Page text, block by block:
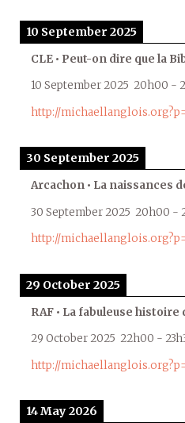
10 September 2025
CLE • Peut-on dire que la
10 September 2025 20h00 -
http://
30 September 2025
Arcachon • La naissances
30 September 2025 20h00 -
http://
29 October 2025
RAF • La fabuleuse histoire
29 October 2025 22h00 -
http://
14 May 2026